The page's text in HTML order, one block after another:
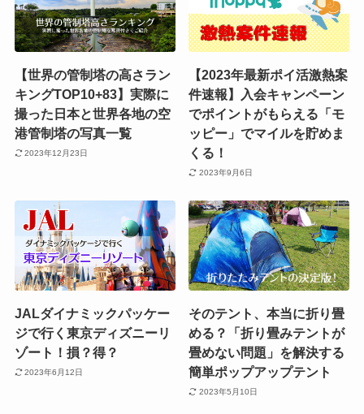
【世界の管制塔の高さラン
キングTOP10+83】実際に
撮った日本と世界各地の空
港管制塔の写真一覧
2023年12月23日
【2023年最新ポイ活激熱案
件速報】入会キャンペーン
でポイントがもらえる「モ
ッピー」でマイルを貯めま
くる！
2023年9月6日
JALダイナミックパッケー
ジで行く東京ディズニーリ
ゾート！損？得？
2023年6月12日
そのテント、本当に折り畳
める？「折り畳みテントが
畳めない問題」を解決する
簡単ポップアップテント
2023年5月10日